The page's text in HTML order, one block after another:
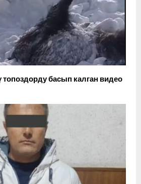
басып калган видео